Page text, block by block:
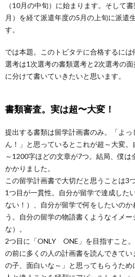
（10月の中旬）に始まります。そして
月）を経て派遣年度の5月の上旬に派遣
す。
では本題。このトビタテに合格するに
選考は1次選考の書類選考と2次選考の
に分けて書いていきたいと思います。
書類審査。実は超〜大変！
提出する書類は留学計画書のみ。「よ
ん！」と思っているとこれが超～大変
～1200字ほどの文章が7つ。結局、僕
かかりました。
この留学計画書で大切だと思うことは3つ
1つ目が一貫性。自分が留学で達成した
ない！）、自分が留学で何をしたいのか
う。自分の留学の物語書くようなイメ
な）。
2つ目に「ONLY ONE」を目指すこと
の前に多くの人の計画書を読んできてい
の子、面白いな～」と思ってもらうた